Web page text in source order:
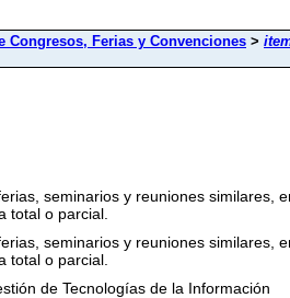
Congresos, Ferias y Convenciones >
seminarios y reuniones
total o parcial.
seminarios y reuniones
total o parcial.
de Tecnologías de la Información